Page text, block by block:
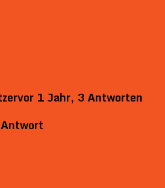
vor 1 Jahr, 3 Antworten